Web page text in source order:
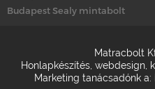
Budapest Sealy mintabolt
Matracbolt
Honlapkészítés webdesign
Marketing tanácsadónk a: